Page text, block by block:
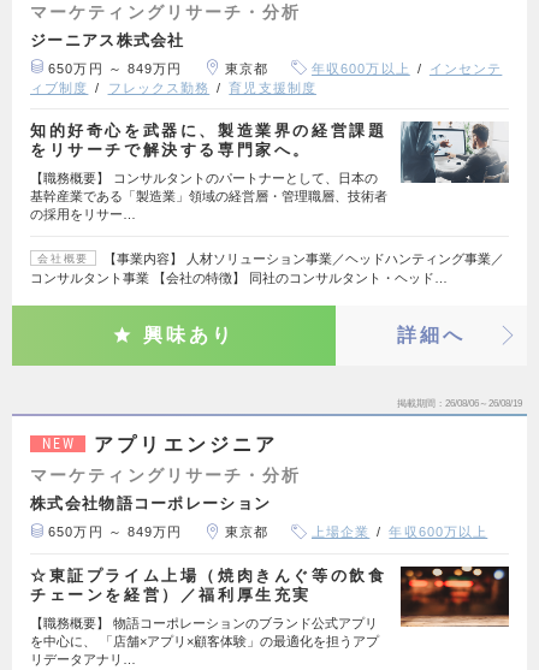
マーケティングリサーチ・分析
ジーニアス株式会社
650万円 ～ 849万円 東京都 年収600万以上
インセンテ
ィブ制度
フレックス勤務 育児支援制度
知的好奇心を武器に、製造業界の経営課題
をリサーチで解決する専門家へ。
【職務概要】 コンサルタントのパートナーとして、日本の
基幹産業である「製造業」領域の経営層・管理職層、技術者
の採用をリサー…
会社概要
【事業内容】 人材ソリューション事業／ヘッドハンティング事業／
コンサルタント事業 【会社の特徴】 同社のコンサルタント・ヘッド…
興味あり 詳細へ
掲載期間 26/08/06～26/08/19
NEW アプリエンジニア
マーケティングリサーチ・分析
株式会社物語コーポレーション
650万円 ～ 849万円 東京都 上場企業 年収600万以上
☆東証プライム上場（焼肉きんぐ等の飲食
チェーンを経営）／福利厚生充実
【職務概要】 物語コーポレーションのブランド公式アプリ
を中心に、 「店舗×アプリ×顧客体験」の最適化を担うアプ
リデータアナリ…